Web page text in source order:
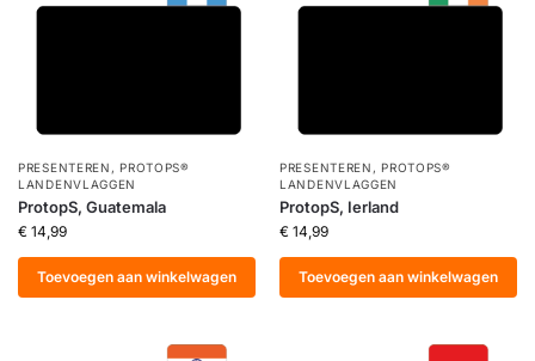
PRESENTEREN ,PROTOPS®
LANDENVLAGGEN
ProtopS, Guatemala
€ 14,99
Toevoegen aan winkelwagen
PRESENTEREN ,PROTOPS®
LANDENVLAGGEN
ProtopS, Ierland
€ 14,99
Toevoegen aan winkelwagen